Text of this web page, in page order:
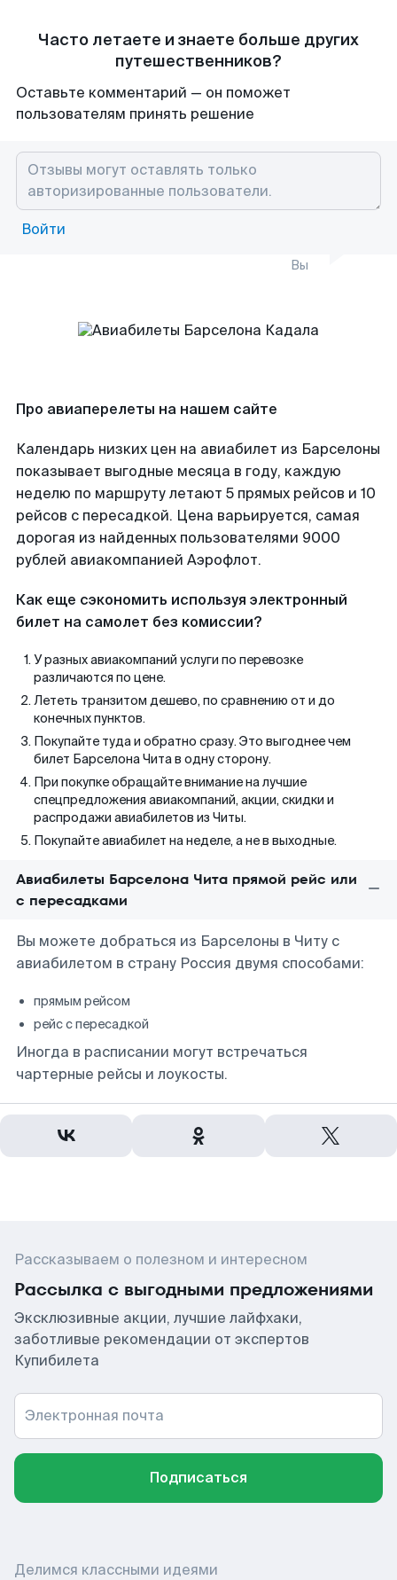
Часто летаете и знаете больше других
путешественников?
Оставьте комментарий — он поможет
пользователям принять решение
Войти
Вы
Про авиаперелеты на нашем сайте
Календарь низких цен на авиабилет из Барселоны
показывает выгодные месяца в году, каждую
неделю по маршруту летают 5 прямых рейсов и 10
рейсов с пересадкой. Цена варьируется, самая
дорогая из найденных пользователями 9000
рублей авиакомпанией Аэрофлот.
Как еще сэкономить используя электронный
билет на самолет без комиссии?
У разных авиакомпаний услуги по перевозке
различаются по цене.
Лететь транзитом дешево, по сравнению от и до
конечных пунктов.
Покупайте туда и обратно сразу. Это выгоднее чем
билет Барселона Чита в одну сторону.
При покупке обращайте внимание на лучшие
спецпредложения авиакомпаний, акции, скидки и
распродажи авиабилетов из Читы.
Покупайте авиабилет на неделе, а не в выходные.
Авиабилеты Барселона Чита прямой рейс или
с пересадками
Вы можете добраться из Барселоны в Читу с
авиабилетом в страну Россия двумя способами:
прямым рейсом
рейс с пересадкой
Иногда в расписании могут встречаться
чартерные рейсы и лоукосты.
Рассказываем о полезном и интересном
Рассылка с выгодными предложениями
Эксклюзивные акции, лучшие лайфхаки,
заботливые рекомендации от экспертов
Купибилета
Электронная почта
Подписаться
Делимся классными идеями